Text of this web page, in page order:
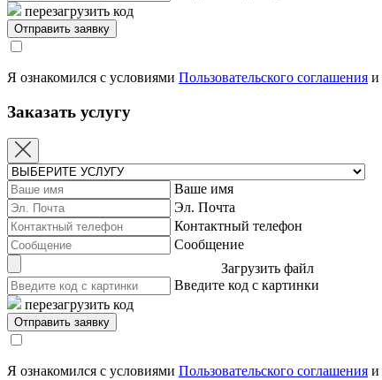
перезагрузить код
Я ознакомился с условиями Пользовательского соглашения и
Заказать услугу
Ваше имя
Эл. Почта
Контактный телефон
Сообщение
Загрузить файл
Введите код с картинки
перезагрузить код
Я ознакомился с условиями Пользовательского соглашения и